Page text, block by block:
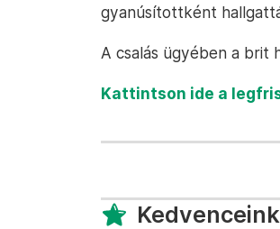
gyanúsítottként
A csalás ügyében a brit
Kattintson ide a
Kedvenceink